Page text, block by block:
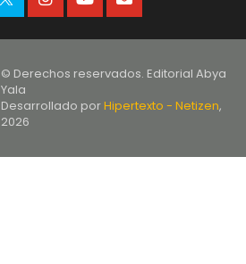
© Derechos reservados. Editorial Abya
Yala
Desarrollado porHipertexto - Netizen,
2026